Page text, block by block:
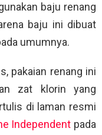
baju renang
baju ini dibuat
umumnya.
pakaian renang ini
zat klorin yang
di laman resmi
Independent pada